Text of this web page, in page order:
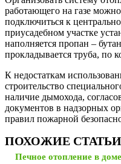
работающего на газе
подключиться к
приусадебном участке
наполняется пропан –
прокладывается труба, по
К недостаткам
строительство
наличие дымохода,
документов в надзорных
правил пожарной
ПОХОЖИЕ
Печное отопление в доме